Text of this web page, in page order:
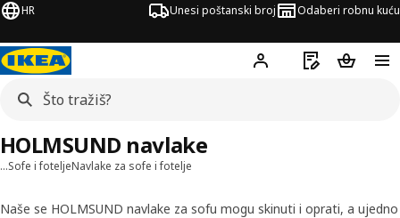
HR Unesi poštanski broj Odaberi robnu kuću
Hej! Prijavi se
Popis zaKošarica
…Sofe i foteljeNavlake za sofe i fotelje
HOLMSUND navlake
Naše se HOLMSUND navlake za sofu mogu skinuti i oprati, a ujedno